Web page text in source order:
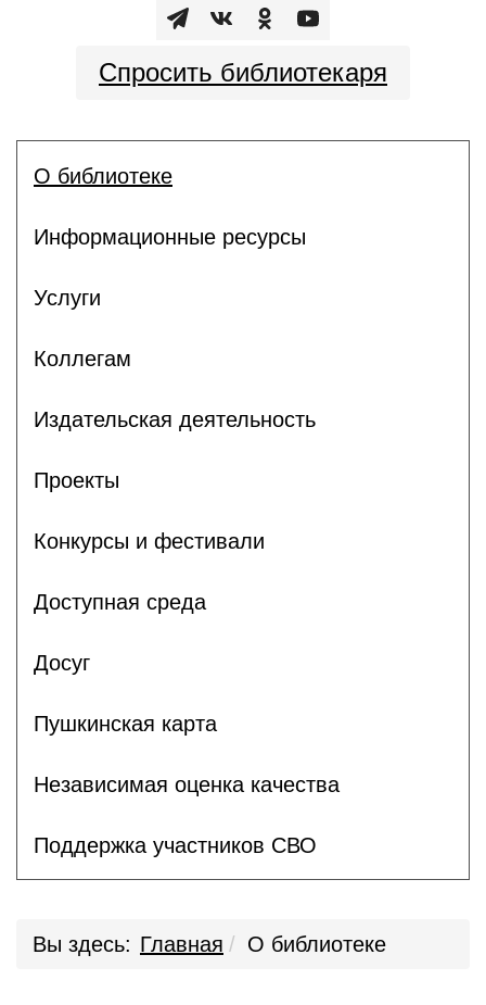
Спросить библиотекаря
О библиотеке
Информационные ресурсы
Услуги
Коллегам
Издательская деятельность
Проекты
Конкурсы и фестивали
Доступная среда
Досуг
Пушкинская карта
Независимая оценка качества
Поддержка участников СВО
Вы здесь: Главная О библиотеке